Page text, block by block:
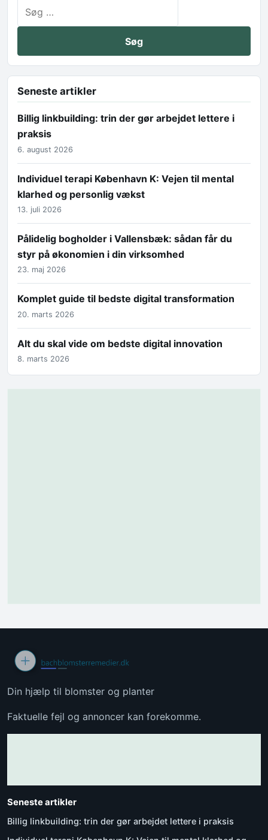
Seneste artikler
Billig linkbuilding: trin der gør arbejdet lettere i
praksis
6. august 2026
Individuel terapi København K: Vejen til mental
klarhed og personlig vækst
13. juli 2026
Pålidelig bogholder i Vallensbæk: sådan får du
styr på økonomien i din virksomhed
23. maj 2026
Komplet guide til bedste digital transformation
20. marts 2026
Alt du skal vide om bedste digital innovation
8. marts 2026
Din hjælp til blomster og planter
Faktuelle fejl og annoncer kan forekomme.
Seneste artikler
Billig linkbuilding: trin der gør arbejdet lettere i praksis